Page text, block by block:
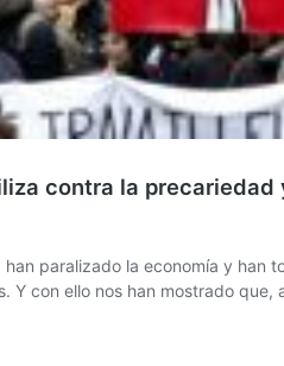
contra la precariedad
paralizado la economía y han
con ello nos han mostrado que,